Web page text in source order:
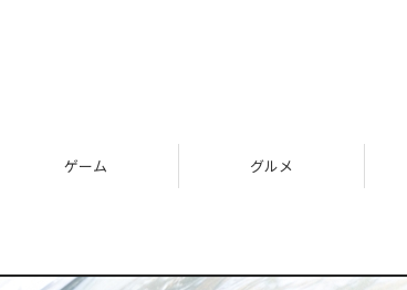
ゲーム グルメ